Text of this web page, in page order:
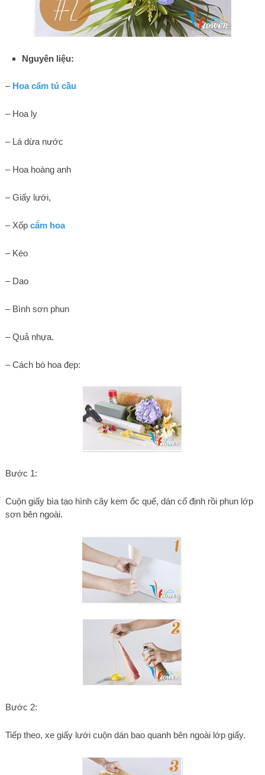
Nguyên liệu:
– Hoa cẩm tú cầu
– Hoa ly
– Lá dừa nước
– Hoa hoàng anh
– Giấy lưới,
– Xốp cắm hoa
– Kéo
– Dao
– Bình sơn phun
– Quả nhựa.
– Cách bó hoa đẹp:
Bước 1:
Cuộn giấy bìa tạo hình cây kem ốc quế, dán cố định rồi phun lớp
sơn bên ngoài.
Bước 2:
Tiếp theo, xe giấy lưới cuộn dán bao quanh bên ngoài lớp giấy.